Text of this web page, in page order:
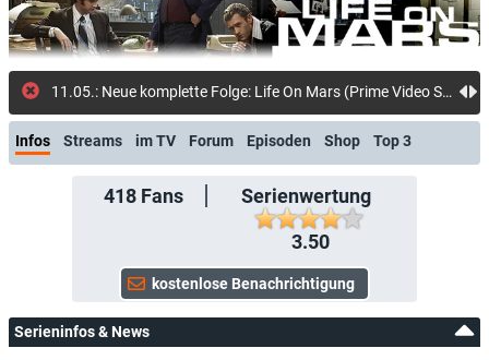
11.05.: Neue komplette Folge: Life On Mars (Prime Video Shop)
Infos Streams im TV Forum Episoden Shop Top 3
418Fans
Serienwertung
3.50
Serieninfos & News